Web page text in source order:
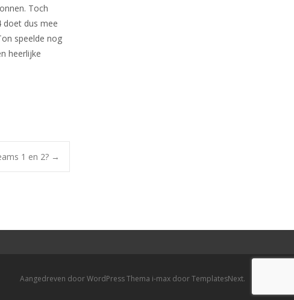
Toch
doet dus mee
speelde nog
heerlijke
1 en 2? →
Aangedreven door WordPressThema i-max door TemplatesNext.